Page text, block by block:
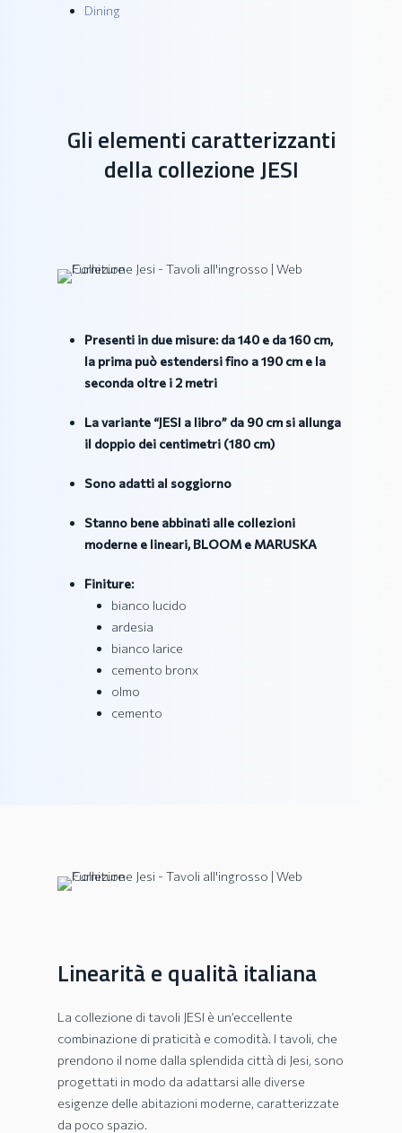
Dining
Gli elementi caratterizzanti
della collezione JESI
Presenti in due misure: da 140 e da 160 cm,
la prima può estendersi fino a 190 cm e la
seconda oltre i 2 metri
La variante “JESI a libro” da 90 cm si allunga
il doppio dei centimetri (180 cm)
Sono adatti al soggiorno
Stanno bene abbinati alle collezioni
moderne e lineari, BLOOM e MARUSKA
Finiture:
bianco lucido
ardesia
bianco larice
cemento bronx
olmo
cemento
Linearità e qualità italiana
La collezione di tavoli JESI è un’eccellente
combinazione di praticità e comodità. I tavoli, che
prendono il nome dalla splendida città di Jesi, sono
progettati in modo da adattarsi alle diverse
esigenze delle abitazioni moderne, caratterizzate
da poco spazio.